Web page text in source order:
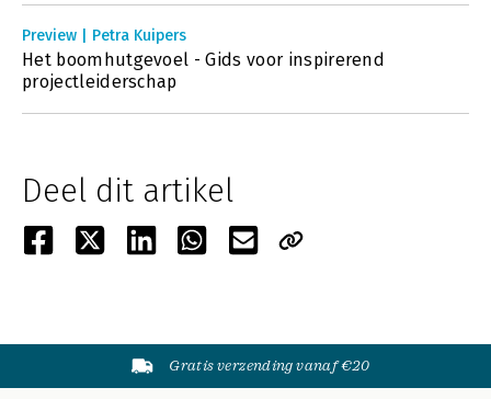
Preview | Petra Kuipers
Het boomhutgevoel - Gids voor inspirerend
projectleiderschap
Deel dit artikel
Gratis verzending vanaf €20